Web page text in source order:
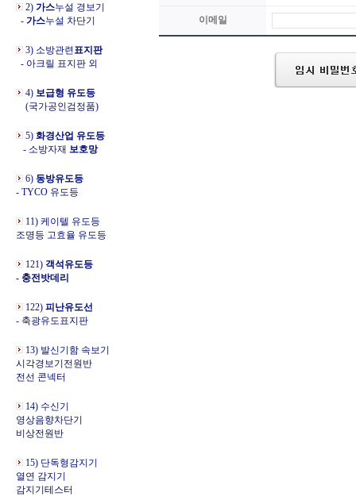
2) 가스누설 경보기
- 가스누설 차단기
3) 소방관련 표지판
- 아크릴 표지판 외
4) 보급형 유도등
(국가공인검정품)
5) 화경산업 유도등
- 소방자재 보호망
6) 동방유도등
- TYCO 유도등
11) 케이텔 유도등
조명등 고효율 유도등
121) 객석유도등
- 충전밧데리
122) 피난유도선
- 축광유도표지판
13) 발신기함 속보기
시각경보기전원반
전선 콘넥터
14) 수신기
영상음향차단기
비상전원반
15) 단독형감지기
열연 감지기
감지기테스터
이메일